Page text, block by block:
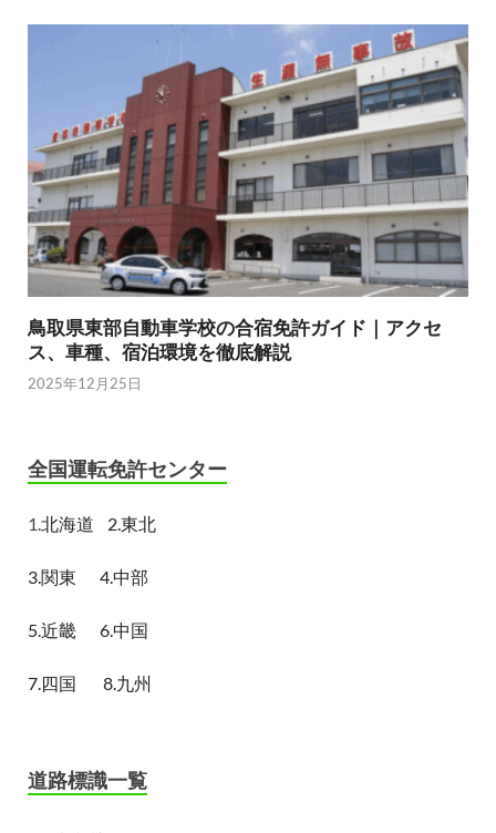
鳥取県東部自動車学校の合宿免許ガイド｜アクセ
ス、車種、宿泊環境を徹底解説
2025年12月25日
全国運転免許センター
1.北海道 2.東北
3.関東 4.中部
5.近畿 6.中国
7.四国 8.九州
道路標識一覧